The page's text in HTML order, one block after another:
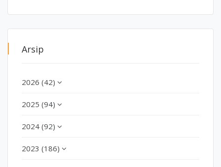
Arsip
2026 (42)
2025 (94)
2024 (92)
2023 (186)